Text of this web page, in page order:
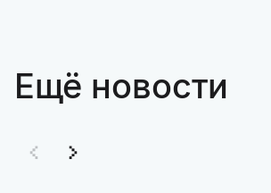
Ещё новости